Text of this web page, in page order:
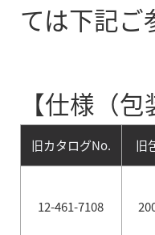
ては下記ご
【仕様（
旧カタログNo. 旧
12-461-7108